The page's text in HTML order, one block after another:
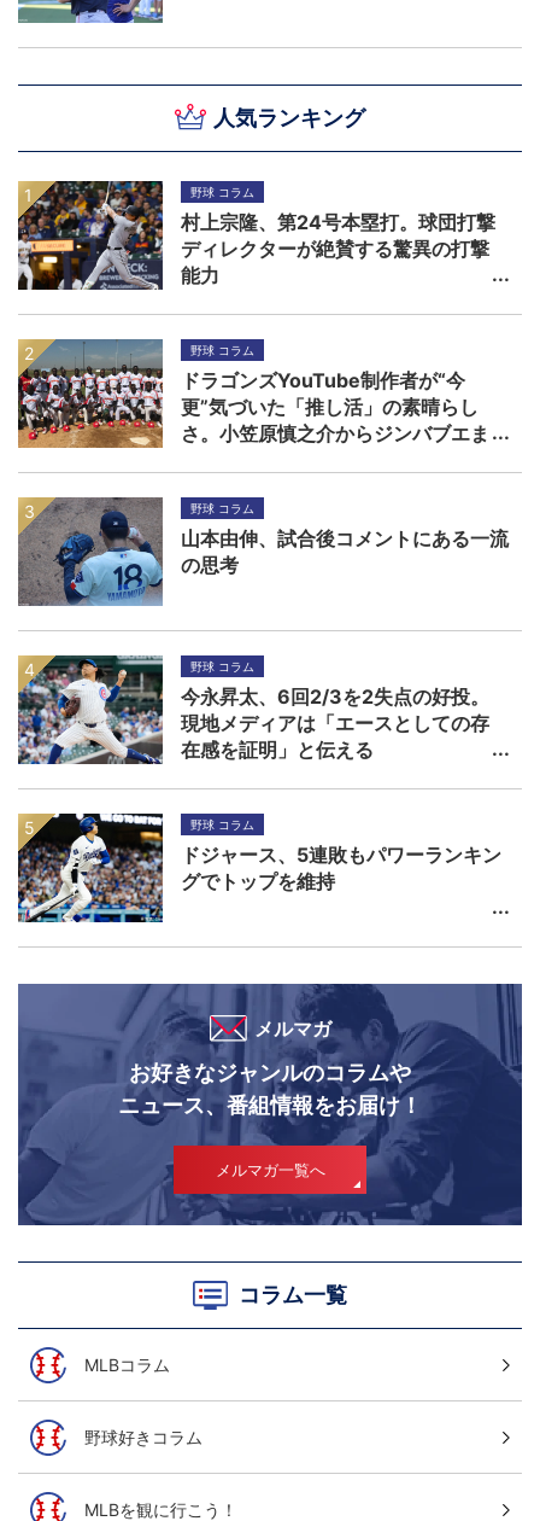
人気ランキング
野球 コラム
村上宗隆、第24号本塁打。球団打撃
ディレクターが絶賛する驚異の打撃
能力
野球 コラム
ドラゴンズYouTube制作者が“今
更”気づいた「推し活」の素晴らし
さ。小笠原慎之介からジンバブエま
野球 コラム
山本由伸、試合後コメントにある一流
の思考
野球 コラム
今永昇太、6回2/3を2失点の好投。
現地メディアは「エースとしての存
在感を証明」と伝える
野球 コラム
ドジャース、5連敗もパワーランキン
グでトップを維持
メルマガ
お好きなジャンルのコラムや
ニュース、番組情報をお届け！
メルマガ一覧へ
コラム一覧
MLBコラム
野球好きコラム
MLBを観に行こう！